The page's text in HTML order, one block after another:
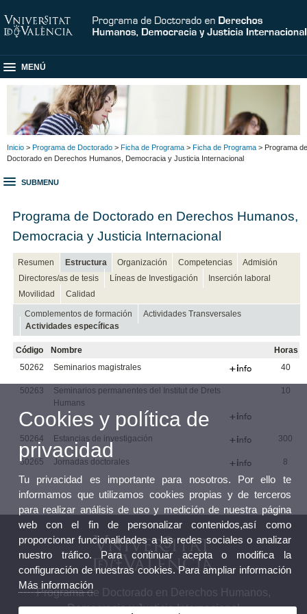
MENÚ
Inicio > Programa de Doctorado > Ficha de Programa > Ficha de Programa > Programa de
Doctorado en Derechos Humanos, Democracia y Justicia Internacional
SUBMENU
Programa de Doctorado en Derechos Humanos,
Democracia y Justicia Internacional
Resumen Estructura Organización Competencias
Admisión
Directores/as de tesis
Líneas de Investigación
Inserción laboral
Movilidad
Calidad
Complementos de formación
Actividades Transversales
Actividades específicas
Código Nombre
Horas
50262
Seminarios magistrales 40
50263
Seminarios permanentes del Institut de Drets
Humans
10
50264 Estancias de investigación 300
50265 Jornadas doctorales 8
Programa de Doctorado en Derechos Humanos,
Democracia y Justicia Internacional
Cookies y política de
privacidad
Tu privacidad es importante para nosotros. Por ello te
informamos que utilizamos cookies propias y de terceros
para realizar análisis de uso y medición de nuestra página
web con el fin de personalizar contenidos,así como
proporcionar funcionalidades a las redes sociales o analizar
nuestro tráfico. Para continuar acepta o modifica la
configuración de nuestras cookies. Para ampliar información
Más información